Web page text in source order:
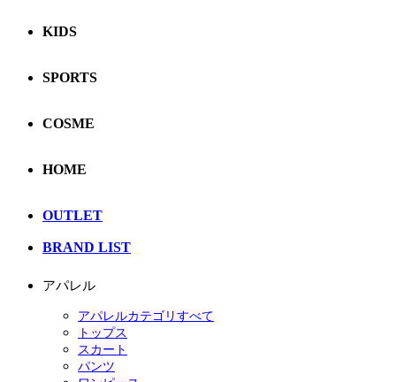
KIDS
SPORTS
COSME
HOME
OUTLET
BRAND LIST
アパレル
アパレルカテゴリすべて
トップス
スカート
パンツ